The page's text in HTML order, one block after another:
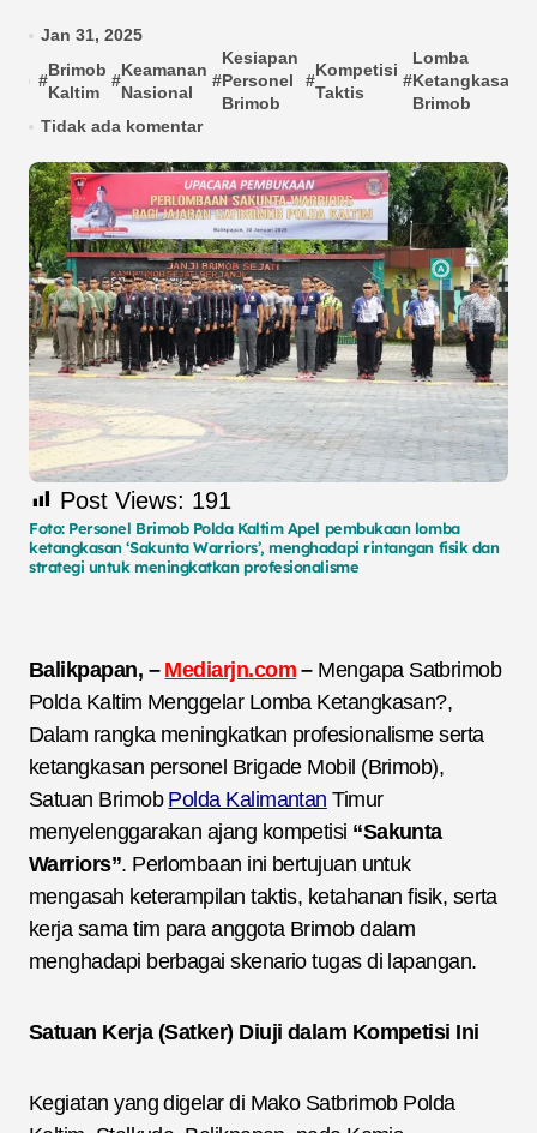
Jan 31, 2025
#
Brimob
Kaltim
#
Keamanan
Nasional
#
Kesiapan
Personel
Brimob
#
Kompetisi
Taktis
#
Lomba
Ketangkasan
Brimob
Tidak ada komentar
Post Views: 191
Foto: Personel Brimob Polda Kaltim Apel pembukaan lomba
ketangkasan ‘Sakunta Warriors’, menghadapi rintangan fisik dan
strategi untuk meningkatkan profesionalisme
Balikpapan, – Mediarjn.com–Mengapa Satbrimob
Polda Kaltim Menggelar Lomba Ketangkasan?,
Dalam rangka meningkatkan profesionalisme serta
ketangkasan personel Brigade Mobil (Brimob),
Satuan Brimob Polda Kalimantan Timur
menyelenggarakan ajang kompetisi “Sakunta
Warriors”. Perlombaan ini bertujuan untuk
mengasah keterampilan taktis, ketahanan fisik, serta
kerja sama tim para anggota Brimob dalam
menghadapi berbagai skenario tugas di lapangan.
Satuan Kerja (Satker) Diuji dalam Kompetisi Ini
Kegiatan yang digelar di Mako Satbrimob Polda